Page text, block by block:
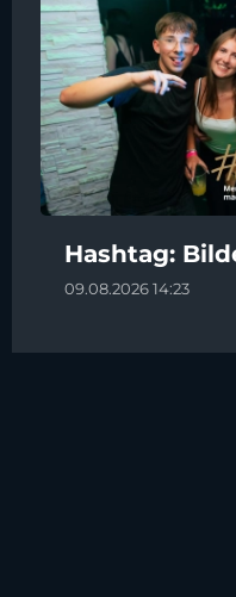
Hashtag:
09.08.2026 14:23